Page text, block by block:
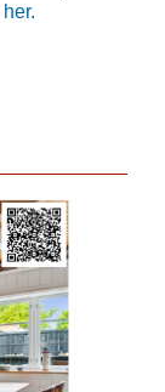
her.